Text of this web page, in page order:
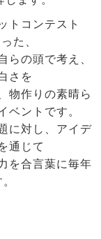
トコンテスト
た、
らの頭で考え、
さを
物作りの素晴ら
ベントです。
に対し、アイデ
通じて
を合言葉に毎年